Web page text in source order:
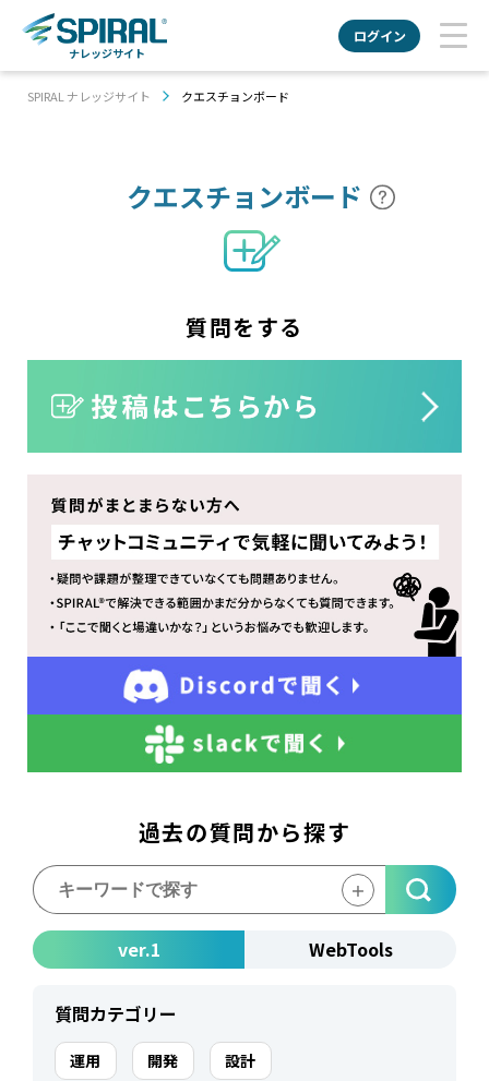
ナレッジサイト
ログイン
SPIRAL ナレッジサイト クエスチョンボード
クエスチョンボード
質問をする
過去の質問から探す
ver.1 WebTools
＋
質問カテゴリー
運用 開発 設計